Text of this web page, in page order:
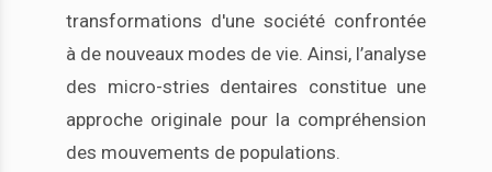
transformations d'une société confrontée
à de nouveaux modes de vie. Ainsi, l’analyse
des micro-stries dentaires constitue une
approche originale pour la compréhension
des mouvements de populations.